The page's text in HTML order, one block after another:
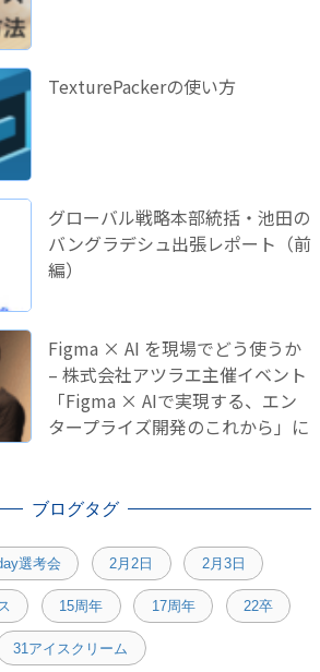
TexturePackerの使い方
グローバル戦略本部統括・池田の
バングラデシュ出張レポート（前
編）
Figma × AI を現場でどう使うか
– 株式会社アツラエ主催イベント
「Figma × AIで実現する、エン
タープライズ開発のこれから」に
ブログタグ
選考会 2月2日 2月3日
15周年 17周年 22卒
31アイスクリーム